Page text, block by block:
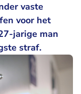
vaste
voor het
jarige man
straf.